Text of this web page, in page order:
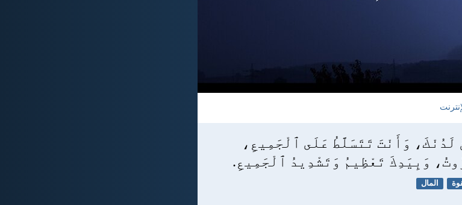
لَدُنْكَ، وَأَنْتَ تَتَسَلَّطُ عَلَى ٱلْجَمِيعِ،
وَبِيَدِكَ تَعْظِيمُ وَتَشْدِيدُ ٱلْجَمِيعِ.
المال